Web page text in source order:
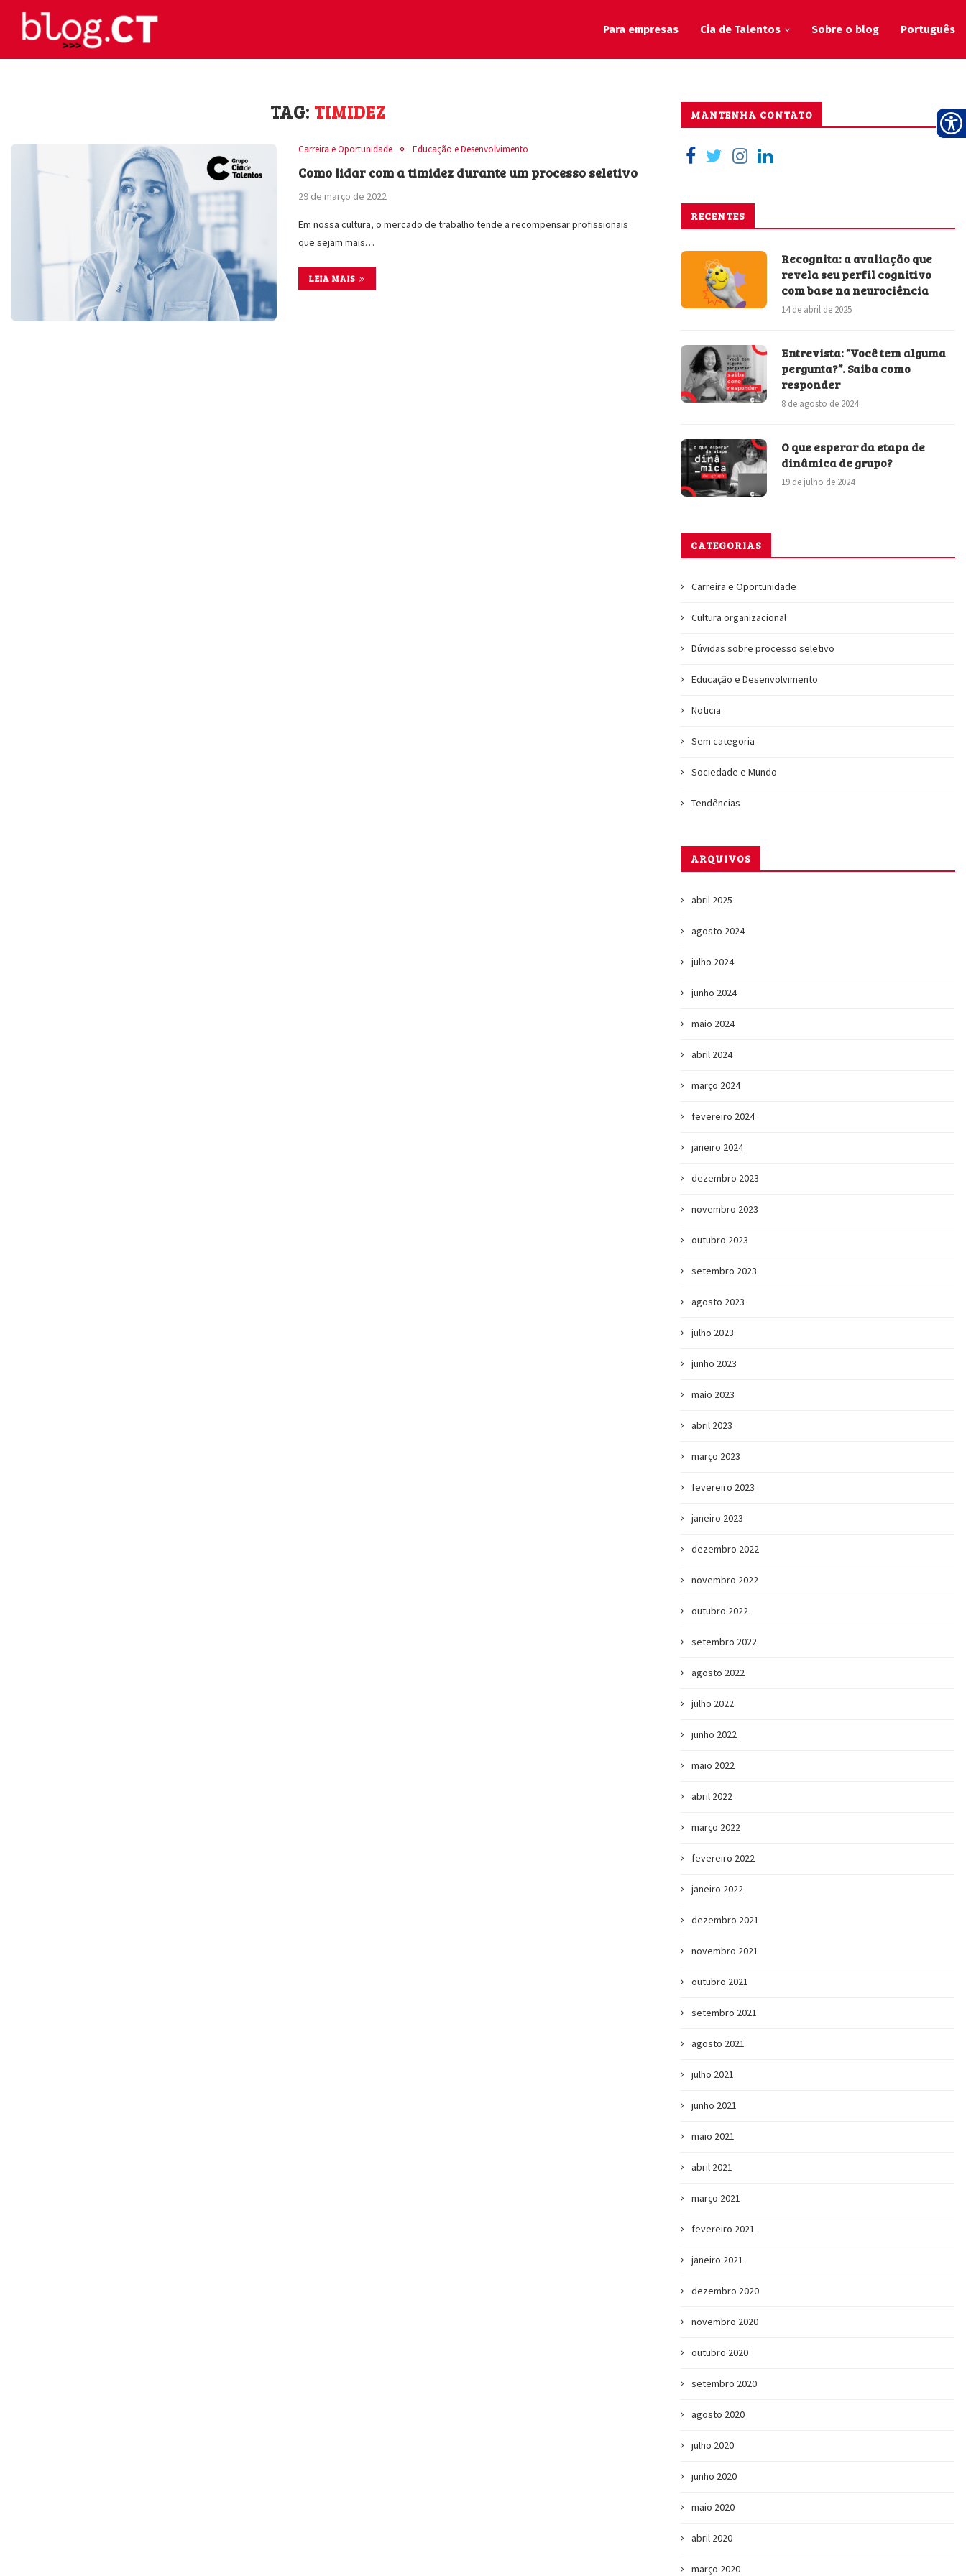
Para empresas Cia de Talentos Sobre o blog Português
TAG: TIMIDEZ
Carreira e Oportunidade Educação e Desenvolvimento
Como lidar com a timidez durante um processo seletivo
29 de março de 2022
Em nossa cultura, o mercado de trabalho tende a recompensar profissionais
que sejam mais…
LEIA MAIS
MANTENHA CONTATO
RECENTES
Recognita: a avaliação que
revela seu perfil cognitivo
com base na neurociência
14 de abril de 2025
Entrevista: “Você tem alguma
pergunta?”. Saiba como
responder
8 de agosto de 2024
O que esperar da etapa de
dinâmica de grupo?
19 de julho de 2024
CATEGORIAS
Carreira e Oportunidade
Cultura organizacional
Dúvidas sobre processo seletivo
Educação e Desenvolvimento
Noticia
Sem categoria
Sociedade e Mundo
Tendências
ARQUIVOS
abril 2025
agosto 2024
julho 2024
junho 2024
maio 2024
abril 2024
março 2024
fevereiro 2024
janeiro 2024
dezembro 2023
novembro 2023
outubro 2023
setembro 2023
agosto 2023
julho 2023
junho 2023
maio 2023
abril 2023
março 2023
fevereiro 2023
janeiro 2023
dezembro 2022
novembro 2022
outubro 2022
setembro 2022
agosto 2022
julho 2022
junho 2022
maio 2022
abril 2022
março 2022
fevereiro 2022
janeiro 2022
dezembro 2021
novembro 2021
outubro 2021
setembro 2021
agosto 2021
julho 2021
junho 2021
maio 2021
abril 2021
março 2021
fevereiro 2021
janeiro 2021
dezembro 2020
novembro 2020
outubro 2020
setembro 2020
agosto 2020
julho 2020
junho 2020
maio 2020
abril 2020
março 2020